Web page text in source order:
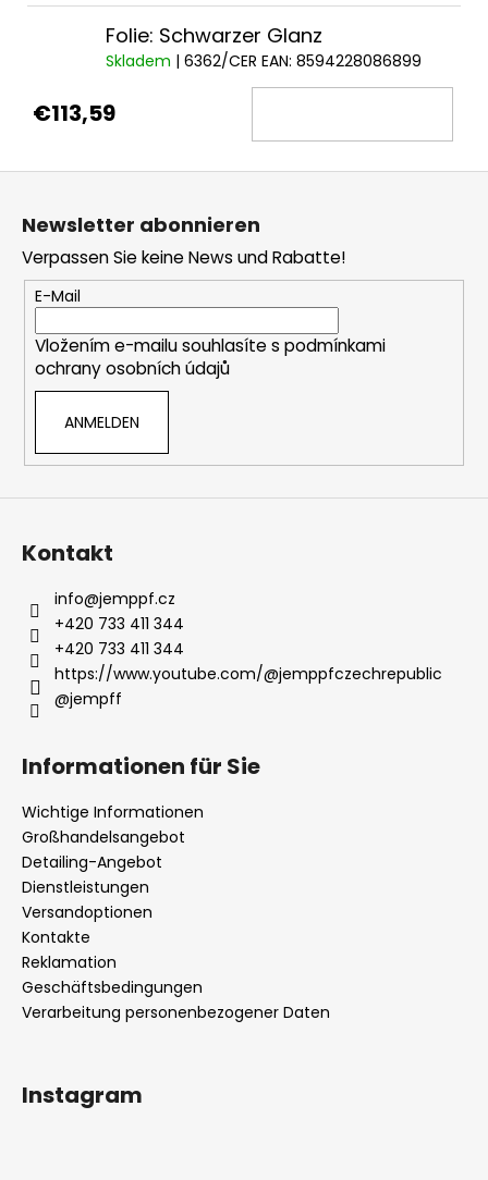
Folie: Schwarzer Glanz
Skladem | 6362/CER EAN: 8594228086899
€113,59
Newsletter abonnieren
Verpassen Sie keine News und Rabatte!
E-Mail
Vložením e-mailu souhlasíte s podmínkami
ochrany osobních údajů
ANMELDEN
Kontakt
info@jemppf.cz
+420 733 411 344
+420 733 411 344
https://www.youtube.com/@jemppfczechrepublic
@jempff
Informationen für Sie
Wichtige Informationen
Großhandelsangebot
Detailing-Angebot
Dienstleistungen
Versandoptionen
Kontakte
Reklamation
Geschäftsbedingungen
Verarbeitung personenbezogener Daten
Instagram